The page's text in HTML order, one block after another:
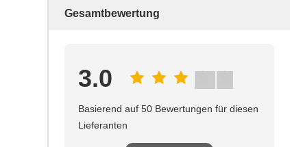
Gesamtbewertung
3.0
Basierend auf 50 Bewertungen für diesen
Lieferanten